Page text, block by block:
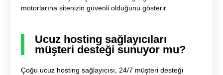
motorlarına sitenizin güvenli olduğunu gösterir.
Ucuz hosting sağlayıcıları
müşteri desteği sunuyor mu?
Çoğu ucuz hosting sağlayıcısı, 24/7 müşteri desteği